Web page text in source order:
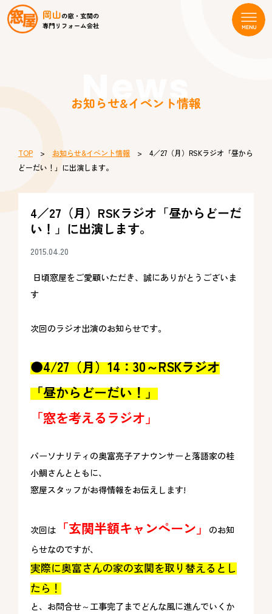
News
お知らせ&イベント情報
TOP > お知らせ&イベント情報 > 4／27（月）RSKラジオ「昼から
どーだい！」に出演します。
4／27（月）RSKラジオ「昼からどーだ
い！」に出演します。
2015.04.20
日頃窓屋をご愛顧いただき、誠にありがとうございま
す
次回のラジオ出演のお知らせです。
●4/27（月）14：30～RSKラジオ
「昼からどーだい！」
「窓を考えるラジオ」
パーソナリティの奥富亮子アナウンサーと落語家の桂
小鯛さんとともに、
窓屋スタッフがお得情報をお伝えします!
次回は 「玄関半額キャンペーン」
のお知
らせなのですが、
実際に奥富さんの家の玄関を取り替えるとし
たら！
と、お問合せ～工事完了までどんな風に進んでいくか